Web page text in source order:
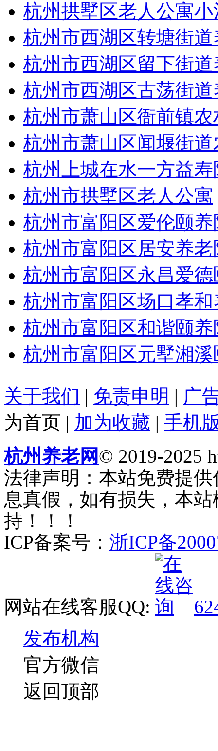
杭州拱墅区老人公寓小
杭州市西湖区转塘街
杭州市西湖区留下街
杭州市西湖区古荡街
杭州市萧山区衙前镇
杭州市萧山区闻堰街
杭州上城在水一方益寿
杭州市拱墅区老人公寓
杭州市富阳区爱伦颐养
杭州市富阳区居安养老
杭州市富阳区永昌爱
杭州市富阳区场口孝
杭州市富阳区和谐颐养
杭州市富阳区元墅湘
关于我们 | 免责申明 | 广
为首页 | 加为收藏 | 手机
杭州养老网© 2019-2025
法律声明：本站免费提
息真假，如有损失，本
持！！！
ICP备案号： 浙ICP备
网站在线客服QQ:
发布机构
官方微信
返回顶部